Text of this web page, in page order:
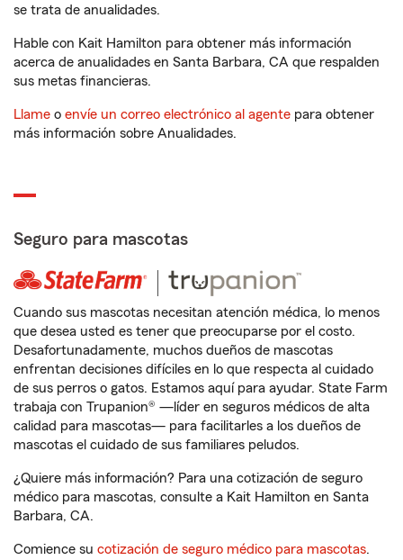
se trata de anualidades.
Hable con Kait Hamilton para obtener más información
acerca de anualidades en Santa Barbara, CA que respalden
sus metas financieras.
Llame o envíe un correo electrónico al agente para obtener
más información sobre Anualidades.
Seguro para mascotas
Cuando sus mascotas necesitan atención médica, lo menos
que desea usted es tener que preocuparse por el costo.
Desafortunadamente, muchos dueños de mascotas
enfrentan decisiones difíciles en lo que respecta al cuidado
de sus perros o gatos. Estamos aquí para ayudar. State Farm
trabaja con Trupanion® —líder en seguros médicos de alta
calidad para mascotas— para facilitarles a los dueños de
mascotas el cuidado de sus familiares peludos.
¿Quiere más información? Para una cotización de seguro
médico para mascotas, consulte a Kait Hamilton en Santa
Barbara, CA.
Comience su cotización de seguro médico para mascotas.